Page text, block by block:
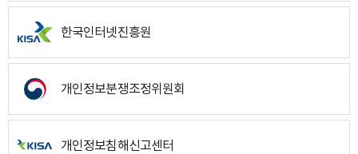
한국인터넷진흥원
개인정보분쟁조정위원회
개인정보침해신고센터